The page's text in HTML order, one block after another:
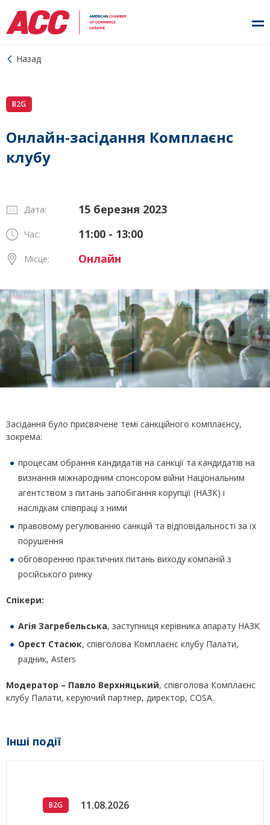
Назад
B2G
Онлайн-засідання Комплаєнс
клубу
Дата: 15 березня 2023
Час: 11:00 - 13:00
Місце: Онлайн
Засідання було присвячене темі санкційного комплаєнсу,
зокрема:
процесам обрання кандидатів на санкції та кандидатів на
визнання міжнародним спонсором війни Національним
агентством з питань запобігання корупції (НАЗК) і
наслідкам співпраці з ними
правовому регулюванню санкцій та відповідальності за їх
порушення
обговоренню практичних питань виходу компаній з
російського ринку
Спікери:
Агія Загребельська, заступниця керівника апарату НАЗК
Орест Стасюк, співголова Комплаєнс клубу Палати,
радник, Asters
Модератор – Павло Верхняцький, співголова Комплаєнс
клубу Палати, керуючий партнер, директор, COSA.
Інші події
B2G 11.08.2026